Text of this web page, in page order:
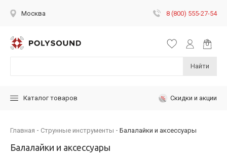
Москва 8 (800) 555-27-54
Найти
Каталог товаров Скидки и акции
Главная Струнные инструменты Балалайки и аксессуары
Балалайки и аксессуары